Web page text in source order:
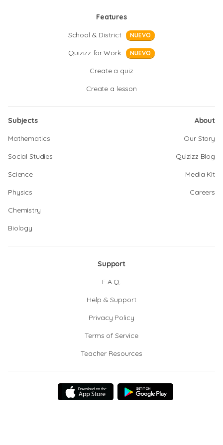
Features
School & District
NUEVO
Quizizz for Work NUEVO
Create a quiz
Create a lesson
Subjects
Mathematics
Social Studies
Science
Physics
Chemistry
Biology
About
Our Story
Quizizz Blog
Media Kit
Careers
Support
F.A.Q.
Help & Support
Privacy Policy
Terms of Service
Teacher Resources